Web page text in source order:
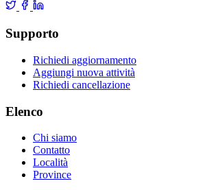
Supporto
Richiedi aggiornamento
Aggiungi nuova attività
Richiedi cancellazione
Elenco
Chi siamo
Contatto
Località
Province